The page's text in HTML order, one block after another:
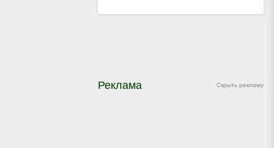
Скрыть рекламу
Реклама